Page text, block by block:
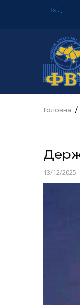
основного
MENU
Вхід
Головна /
13/12/2025